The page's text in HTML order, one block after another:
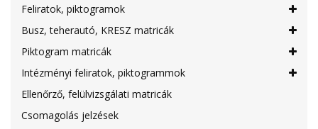
Feliratok, piktogramok
Busz, teherautó, KRESZ matricák
Piktogram matricák
Intézményi feliratok, piktogrammok
Ellenőrző, felülvizsgálati matricák
Csomagolás jelzések